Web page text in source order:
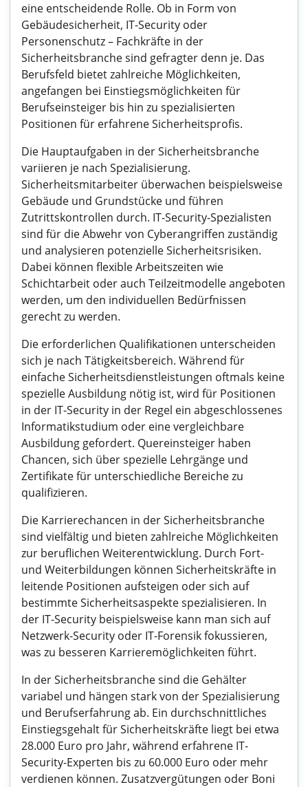
eine entscheidende Rolle. Ob in Form von
Gebäudesicherheit, IT-Security oder
Personenschutz – Fachkräfte in der
Sicherheitsbranche sind gefragter denn je. Das
Berufsfeld bietet zahlreiche Möglichkeiten,
angefangen bei Einstiegsmöglichkeiten für
Berufseinsteiger bis hin zu spezialisierten
Positionen für erfahrene Sicherheitsprofis.
Die Hauptaufgaben in der Sicherheitsbranche
variieren je nach Spezialisierung.
Sicherheitsmitarbeiter überwachen beispielsweise
Gebäude und Grundstücke und führen
Zutrittskontrollen durch. IT-Security-Spezialisten
sind für die Abwehr von Cyberangriffen zuständig
und analysieren potenzielle Sicherheitsrisiken.
Dabei können flexible Arbeitszeiten wie
Schichtarbeit oder auch Teilzeitmodelle angeboten
werden, um den individuellen Bedürfnissen
gerecht zu werden.
Die erforderlichen Qualifikationen unterscheiden
sich je nach Tätigkeitsbereich. Während für
einfache Sicherheitsdienstleistungen oftmals keine
spezielle Ausbildung nötig ist, wird für Positionen
in der IT-Security in der Regel ein abgeschlossenes
Informatikstudium oder eine vergleichbare
Ausbildung gefordert. Quereinsteiger haben
Chancen, sich über spezielle Lehrgänge und
Zertifikate für unterschiedliche Bereiche zu
qualifizieren.
Die Karrierechancen in der Sicherheitsbranche
sind vielfältig und bieten zahlreiche Möglichkeiten
zur beruflichen Weiterentwicklung. Durch Fort-
und Weiterbildungen können Sicherheitskräfte in
leitende Positionen aufsteigen oder sich auf
bestimmte Sicherheitsaspekte spezialisieren. In
der IT-Security beispielsweise kann man sich auf
Netzwerk-Security oder IT-Forensik fokussieren,
was zu besseren Karrieremöglichkeiten führt.
In der Sicherheitsbranche sind die Gehälter
variabel und hängen stark von der Spezialisierung
und Berufserfahrung ab. Ein durchschnittliches
Einstiegsgehalt für Sicherheitskräfte liegt bei etwa
28.000 Euro pro Jahr, während erfahrene IT-
Security-Experten bis zu 60.000 Euro oder mehr
verdienen können. Zusatzvergütungen oder Boni